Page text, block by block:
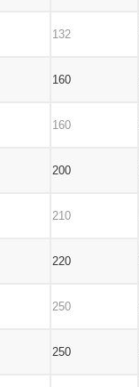
132
160
160
200
210
220
250
250